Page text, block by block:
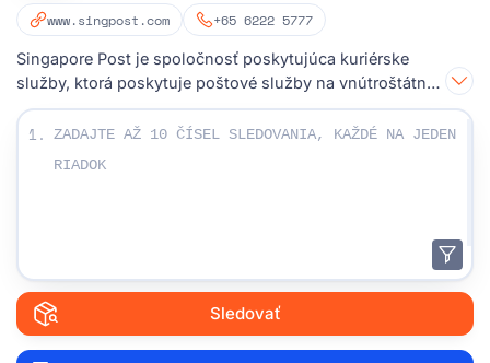
www.singpost.com +65 6222 5777
Singapore Post je spoločnosť poskytujúca kuriérske
služby, ktorá poskytuje poštové služby na vnútroštátnej
aj medzinárodnej úrovni.
Zadajte svoje sledovacie čísla:
1.
Sledovať